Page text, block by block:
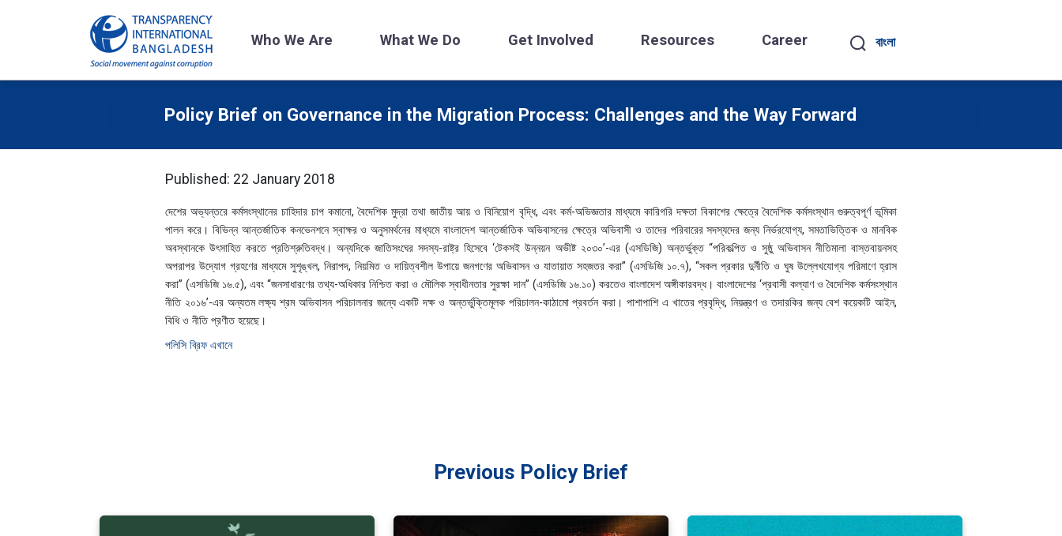
Who We Are What We Do Get Involved Resources Career বাংলা
Policy Brief on Governance in the Migration Process: Challenges and the Way Forward
Published: 22 January 2018
দেশের অভ্যন্তরে কর্মসংস্থানের চাহিদার চাপ কমানো, বৈদেশিক মুদ্রা তথা জাতীয় আয় ও বিনিয়োগ বৃদ্ধি, এবং কর্ম-অভিজ্ঞতার মাধ্যমে কারিগরি দক্ষতা বিকাশের ক্ষেত্রে বৈদেশিক কর্মসংস্থান গুরুত্বপূর্ণ ভূমিকা
পালন করে। বিভিন্ন আন্তর্জাতিক কনভেনশনে স্বাক্ষর ও অনুসমর্থনের মাধ্যমে বাংলাদেশ আন্তর্জাতিক অভিবাসনের ক্ষেত্রে অভিবাসী ও তাদের পরিবারের সদস্যদের জন্য নির্ভরযোগ্য, সমতাভিত্তিক ও মানবিক
অবস্থানকে উৎসাহিত করতে প্রতিশ্রুতিবদ্ধ। অন্যদিকে জাতিসংঘের সদস্য-রাষ্ট্র হিসেবে ‘টেকসই উন্নয়ন অভীষ্ট ২০৩০’-এর (এসডিজি) অন্তর্ভুক্ত “পরিকল্পিত ও সুষ্ঠু অভিবাসন নীতিমালা বাস্তবায়নসহ
অপরাপর উদ্যোগ গ্রহণের মাধ্যমে সুশৃঙ্খল, নিরাপদ, নিয়মিত ও দায়িত্বশীল উপায়ে জনগণের অভিবাসন ও যাতায়াত সহজতর করা” (এসডিজি ১০.৭), “সকল প্রকার দুর্নীতি ও ঘুষ উল্লেখযোগ্য পরিমাণে হ্রাস
করা” (এসডিজি ১৬.৫), এবং “জনসাধারণের তথ্য-অধিকার নিশ্চিত করা ও মৌলিক স্বাধীনতার সুরক্ষা দান” (এসডিজি ১৬.১০) করতেও বাংলাদেশ অঙ্গীকারবদ্ধ। বাংলাদেশের ‘প্রবাসী কল্যাণ ও বৈদেশিক কর্মসংস্থান
নীতি ২০১৬’-এর অন্যতম লক্ষ্য শ্রম অভিবাসন পরিচালনার জন্যে একটি দক্ষ ও অন্তর্ভুক্তিমূলক পরিচালন-কাঠামো প্রবর্তন করা। পাশাপাশি এ খাতের প্রবৃদ্ধি, নিয়ন্ত্রণ ও তদারকির জন্য বেশ কয়েকটি আইন,
বিধি ও নীতি প্রণীত হয়েছে।
পলিসি ব্রিফ এখানে
Previous Policy Brief